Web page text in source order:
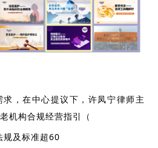
，在中心提议下，许凤宁律师主
机构合规经营指引（
规及标准超60